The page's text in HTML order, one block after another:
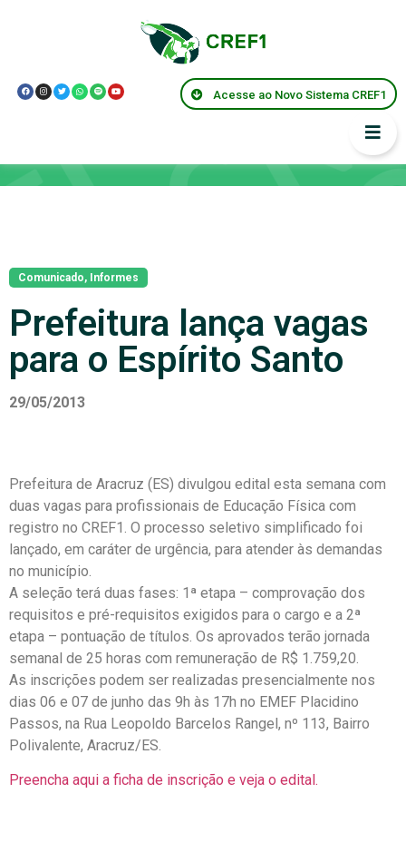
Acesse ao Novo Sistema CREF1
Comunicado, Informes
Prefeitura lança vagas
para o Espírito Santo
29/05/2013
Prefeitura de Aracruz (ES) divulgou edital esta semana com
duas vagas para profissionais de Educação Física com
registro no CREF1. O processo seletivo simplificado foi
lançado, em caráter de urgência, para atender às demandas
no município.
A seleção terá duas fases: 1ª etapa – comprovação dos
requisitos e pré-requisitos exigidos para o cargo e a 2ª
etapa – pontuação de títulos. Os aprovados terão jornada
semanal de 25 horas com remuneração de R$ 1.759,20.
As inscrições podem ser realizadas presencialmente nos
dias 06 e 07 de junho das 9h às 17h no EMEF Placidino
Passos, na Rua Leopoldo Barcelos Rangel, nº 113, Bairro
Polivalente, Aracruz/ES.
Preencha aqui a ficha de inscrição e veja o edital.